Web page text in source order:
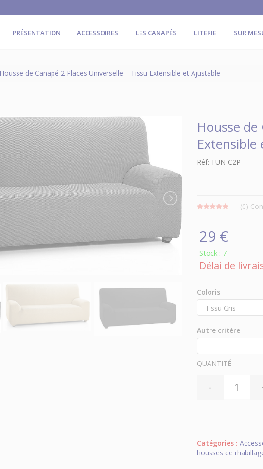
PRÉSENTATION ACCESSOIRES LES CANAPÉS LITERIE SUR
Housse de Canapé 2 Places Universelle – Tissu Extensible et Ajustable
Housse de
Extensible
Réf: TUN-C2P
(0)
29 €
Stock : 7
Délai de
Coloris
Autre critère
QUANTITÉ
-
Catégories :
housses de